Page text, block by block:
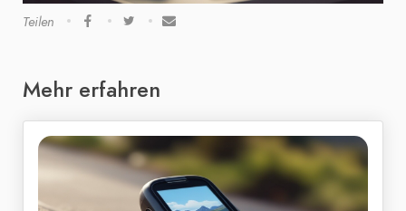
Teilen
Mehr erfahren